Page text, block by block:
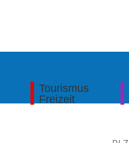
Tourismus
Freizeit